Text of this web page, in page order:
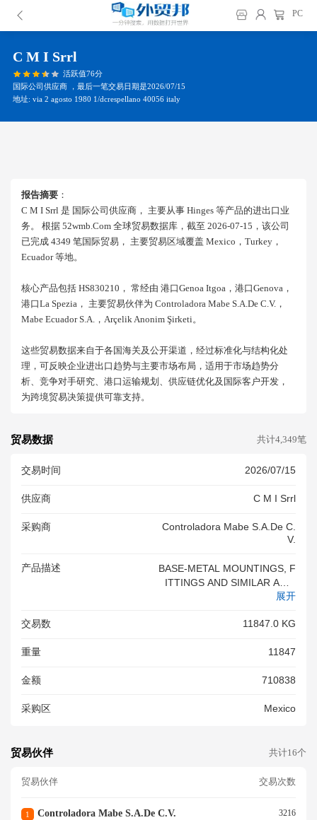
PC
C M I Srrl
活跃值76分
国际公司供应商 ，最后一笔交易日期是2026/07/15
地址: via 2 agosto 1980 1/dcrespellano 40056 italy
报告摘要 ：
C M I Srrl 是 国际公司供应商， 主要从事 Hinges 等产品的进出口业
务。 根据 52wmb.com 全球贸易数据库，截至 2026-07-15，该公司
已完成 4349 笔国际贸易， 主要贸易区域覆盖 Mexico，turkey，
Ecuador 等地。
核心产品包括 HS830210， 常经由 港口genoa Itgoa，港口genova，
港口la Spezia， 主要贸易伙伴为 Controladora Mabe S.a.de C.v.，
Mabe Ecuador S.a.，arçelik Anonim Şirketi。
这些贸易数据来自于各国海关及公开渠道，经过标准化与结构化处
理，可反映企业进出口趋势与主要市场布局，适用于市场趋势分
析、竞争对手研究、港口运输规划、供应链优化及国际客户开发，
为跨境贸易决策提供可靠支持。
贸易数据 共计4,349笔
交易时间 2026/07/15
供应商 C M I Srrl
采购商
Controladora Mabe S.a.de C.
V.
产品描述
BASE-METAL MOUNTINGS, F
ITTINGS AND SIMILAR ARTI
CLE - HINGES INV. XXXXXXX
<br/>
展开
交易数 11847.0 KG
重量 11847
金额 710838
采购区 Mexico
贸易伙伴 共计16个
贸易伙伴 交易次数
1 Controladora Mabe S.a.de C.v. 3216